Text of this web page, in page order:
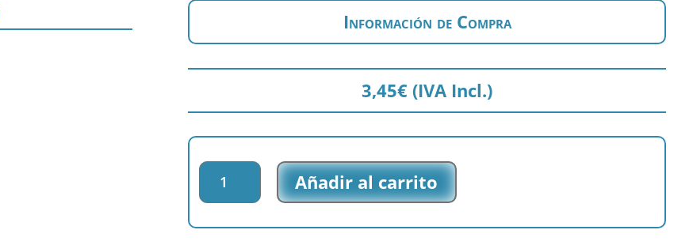
Información de Compra
3,45€ (IVA Incl.)
Parche
impreso
Descendants
-
Añadir al carrito